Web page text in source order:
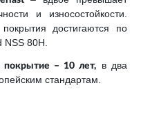
и износостойкости.
достигаются по
80H.
покрытие – 10 лет,
в два
стандартам.